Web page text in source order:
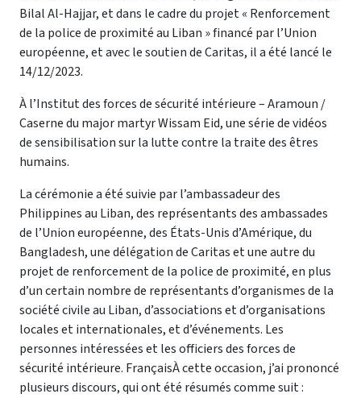
Bilal Al-Hajjar, et dans le cadre du projet « Renforcement
de la police de proximité au Liban » financé par l’Union
européenne, et avec le soutien de Caritas, il a été lancé le
14/12/2023.
À l’Institut des forces de sécurité intérieure – Aramoun /
Caserne du major martyr Wissam Eid, une série de vidéos
de sensibilisation sur la lutte contre la traite des êtres
humains.
La cérémonie a été suivie par l’ambassadeur des
Philippines au Liban, des représentants des ambassades
de l’Union européenne, des États-Unis d’Amérique, du
Bangladesh, une délégation de Caritas et une autre du
projet de renforcement de la police de proximité, en plus
d’un certain nombre de représentants d’organismes de la
société civile au Liban, d’associations et d’organisations
locales et internationales, et d’événements. Les
personnes intéressées et les officiers des forces de
sécurité intérieure. FrançaisÀ cette occasion, j’ai prononcé
plusieurs discours, qui ont été résumés comme suit :